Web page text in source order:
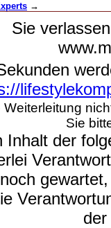
→
Sie
Weiterleitung
Sie
Inhalt der